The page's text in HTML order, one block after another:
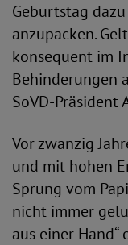
Geburtstag
anzupacken.
konsequent im
Behinderungen
SoVD-Präsident
Vor zwanzig
und mit hohen
Sprung vom
nicht immer
aus einer